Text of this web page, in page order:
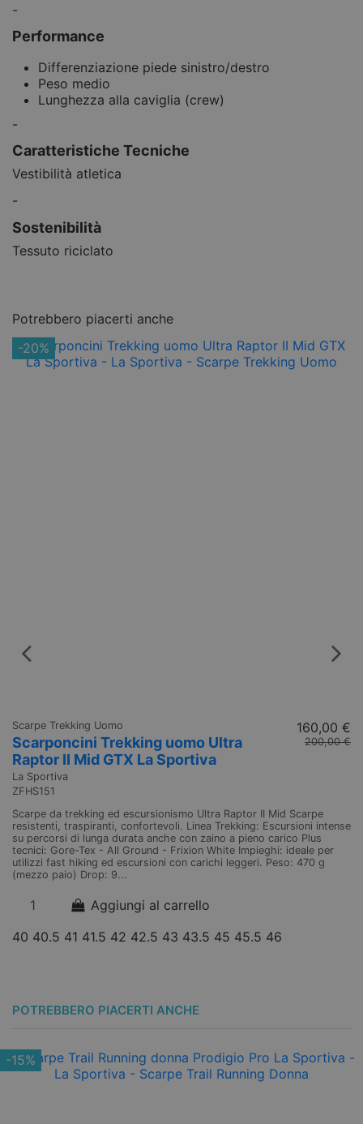
-
Performance
Differenziazione piede sinistro/destro
Peso medio
Lunghezza alla caviglia (crew)
-
Caratteristiche Tecniche
Vestibilità atletica
-
Sostenibilità
Tessuto riciclato
Potrebbero piacerti anche
-20%
Scarpe Trekking Uomo
Scarponcini Trekking uomo Ultra
Raptor II Mid GTX La Sportiva
La Sportiva
ZFHS151
160,00 €
200,00 €
Scarpe da trekking ed escursionismo Ultra Raptor II Mid Scarpe
resistenti, traspiranti, confortevoli. Linea Trekking: Escursioni intense
su percorsi di lunga durata anche con zaino a pieno carico Plus
tecnici: Gore-Tex - All Ground - Frixion White Impieghi: ideale per
utilizzi fast hiking ed escursioni con carichi leggeri. Peso: 470 g
(mezzo paio) Drop: 9...
Aggiungi al carrello
40 40.5 41 41.5 42 42.5 43 43.5 45 45.5 46
POTREBBERO PIACERTI ANCHE
-15%